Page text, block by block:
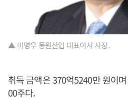
▲ 이명우 동원산업 대표이사 사장.
취득 금액은 370억5240만 원이
00주다.